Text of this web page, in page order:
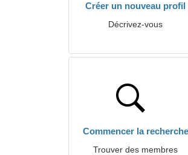
Créer un nouveau profil
Décrivez-vous
Commencer la recherche
Trouver des membres